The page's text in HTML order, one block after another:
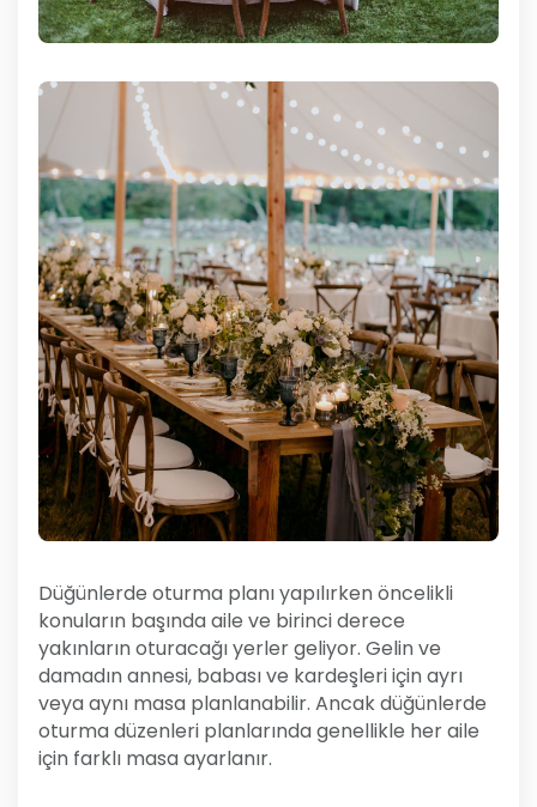
Düğünlerde oturma planı yapılırken öncelikli
konuların başında aile ve birinci derece
yakınların oturacağı yerler geliyor. Gelin ve
damadın annesi, babası ve kardeşleri için ayrı
veya aynı masa planlanabilir. Ancak düğünlerde
oturma düzenleri planlarında genellikle her aile
için farklı masa ayarlanır.